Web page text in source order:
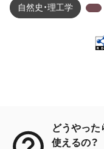
自然史・理工学
どうやっ
使えるの？